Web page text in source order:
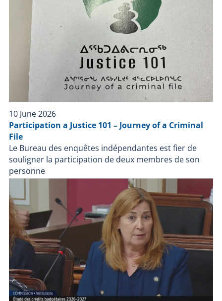
10 June 2026
Participation a Justice 101 – Journey of a Criminal
File
Le Bureau des enquêtes indépendantes est fier de
souligner la participation de deux membres de son
personne